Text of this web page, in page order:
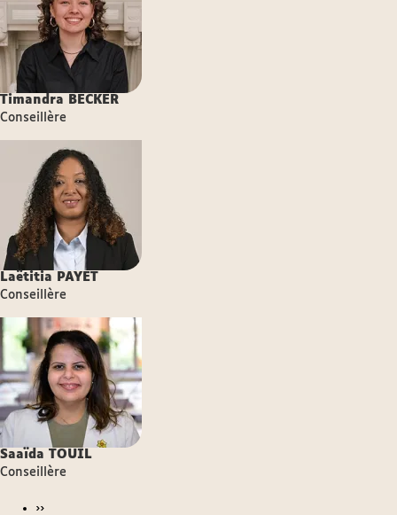
Timandra
BECKER
Conseillère
Laëtitia
PAYET
Conseillère
Saaïda TOUIL
Conseillère
››